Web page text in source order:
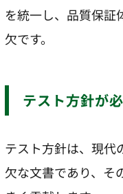
を統一し、品質保証
欠です。
テスト方針が
テスト方針は、現代
欠な文書であり、そ